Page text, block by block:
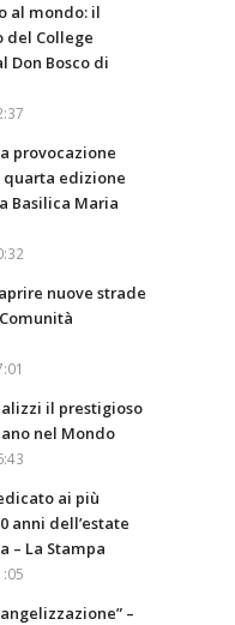
al mondo: il
del College
Don Bosco di
provocazione
quarta edizione
Basilica Maria
nuove strade
il prestigioso
nel Mondo
ai più
anni dell’estate
– La Stampa
–